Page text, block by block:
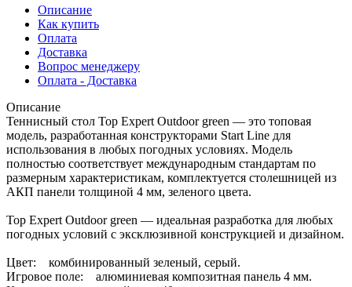
Описание
Как купить
Оплата
Доставка
Вопрос менеджеру
Оплата - Доставка
Описание
Теннисный стол Top Expert Outdoor green — это топовая
модель, разработанная конструкторами Start Line для
использования в любых погодных условиях. Модель
полностью соответствует международным стандартам по
размерным характеристикам, комплектуется столешницей из
АКП панели толщиной 4 мм, зеленого цвета.
Top Expert Outdoor green — идеальная разработка для любых
погодных условий с эксклюзивной конструкцией и дизайном.
Цвет: комбинированный зеленый, серый.
Игровое поле: алюминиевая композитная панель 4 мм.